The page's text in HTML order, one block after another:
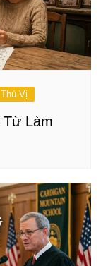
Thú Vị
Từ Làm